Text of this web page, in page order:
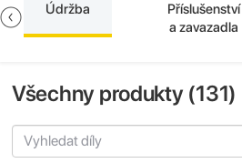
Údržba
Příslušenství
a zavazadla
Všechny produkty (131)